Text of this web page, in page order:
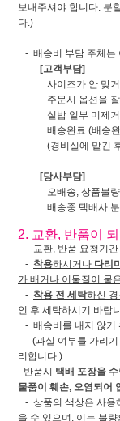
보내주셔야 합니다. 분
다.)
- 배송비 부담 주체는
[고객부담]
사이즈가 안 맞거나
주문시 옵션을 잘
실밥 일부 미제거된
배송완료 (배송완
(경비실에 맡긴 후
[당사부담]
오배송, 상품불량,
배송중 택배사 분실
2. 교환, 반품이
- 교환, 반품 요청기간
- 착용하시거나 다리
가 배거나 이물질이 뭍
- 착용 전 세탁하신
인 후 세탁하시기 바랍
- 배송비를 내지 않기
(과실 여부를 가리기
리합니다.)
- 반품시 택배 포장을
물품이 훼손, 오염되어
- 상품의 색상은 사용
을 수 있으며, 이는 불